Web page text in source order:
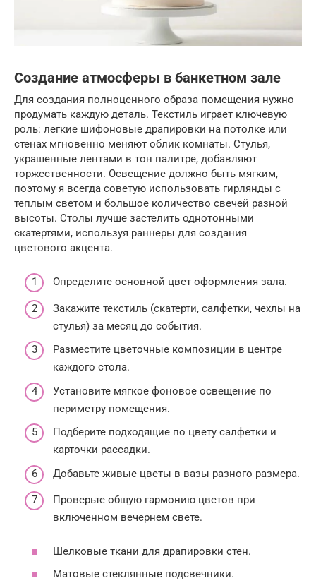
Создание атмосферы в банкетном зале
Для создания полноценного образа помещения нужно
продумать каждую деталь. Текстиль играет ключевую
роль: легкие шифоновые драпировки на потолке или
стенах мгновенно меняют облик комнаты. Стулья,
украшенные лентами в тон палитре, добавляют
торжественности. Освещение должно быть мягким,
поэтому я всегда советую использовать гирлянды с
теплым светом и большое количество свечей разной
высоты. Столы лучше застелить однотонными
скатертями, используя раннеры для создания
цветового акцента.
Определите основной цвет оформления зала.
Закажите текстиль (скатерти, салфетки, чехлы на
стулья) за месяц до события.
Разместите цветочные композиции в центре
каждого стола.
Установите мягкое фоновое освещение по
периметру помещения.
Подберите подходящие по цвету салфетки и
карточки рассадки.
Добавьте живые цветы в вазы разного размера.
Проверьте общую гармонию цветов при
включенном вечернем свете.
Шелковые ткани для драпировки стен.
Матовые стеклянные подсвечники.